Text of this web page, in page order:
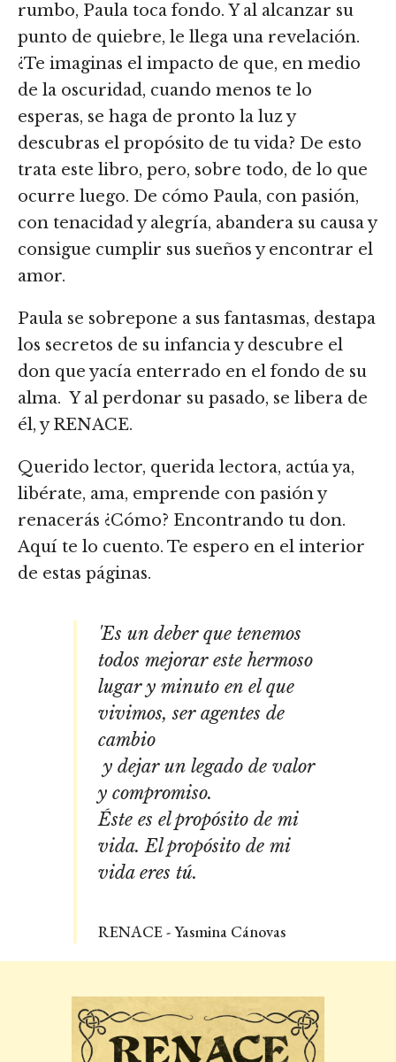
rumbo, Paula toca fondo. Y al alcanzar su
punto de quiebre, le llega una revelación.
¿Te imaginas el impacto de que, en medio
de la oscuridad, cuando menos te lo
esperas, se haga de pronto la luz y
descubras el propósito de tu vida? De esto
trata este libro, pero, sobre todo, de lo que
ocurre luego. De cómo Paula, con pasión,
con tenacidad y alegría, abandera su causa y
consigue cumplir sus sueños y encontrar el
amor.
Paula se sobrepone a sus fantasmas, destapa
los secretos de su infancia y descubre el
don que yacía enterrado en el fondo de su
alma. Y al perdonar su pasado, se libera de
él, y RENACE.
Querido lector, querida lectora, actúa ya,
libérate, ama, emprende con pasión y
renacerás ¿Cómo? Encontrando tu don.
Aquí te lo cuento. Te espero en el interior
de estas páginas.
'Es un deber que tenemos
todos mejorar este hermoso
lugar y minuto en el que
vivimos, ser agentes de
cambio
y dejar un legado de valor
y compromiso.
Éste es el propósito de mi
vida.El propósito de mi
vida eres tú.
RENACE - Yasmina Cánovas